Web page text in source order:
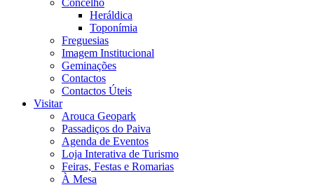
Concelho
Heráldica
Toponímia
Freguesias
Imagem Institucional
Geminações
Contactos
Contactos Úteis
Visitar
Arouca Geopark
Passadiços do Paiva
Agenda de Eventos
Loja Interativa de Turismo
Feiras, Festas e Romarias
À Mesa